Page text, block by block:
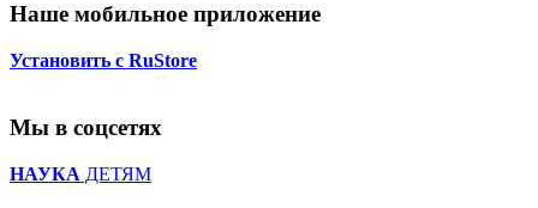
Наше мобильное приложение
Установить с RuStore
Мы в соцсетях
НАУКА ДЕТЯМ